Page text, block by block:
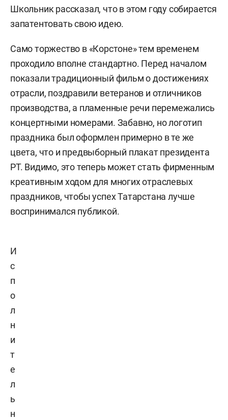
Школьник рассказал, что в этом году собирается
запатентовать свою идею.
Само торжество в «Корстоне» тем временем
проходило вполне стандартно. Перед началом
показали традиционный фильм о достижениях
отрасли, поздравили ветеранов и отличников
производства, а пламенные речи перемежались
концертными номерами. Забавно, но логотип
праздника был оформлен примерно в те же
цвета, что и предвыборный плакат президента
РТ. Видимо, это теперь может стать фирменным
креативным ходом для многих отраслевых
праздников, чтобы успех Татарстана лучше
воспринимался публикой.
И
с
п
о
л
н
и
т
е
л
ь
н